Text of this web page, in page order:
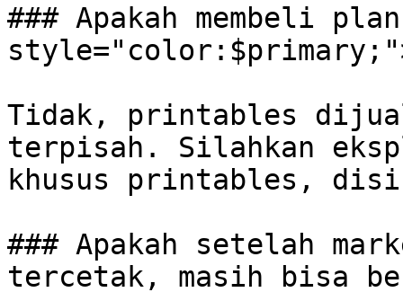
### Apakah membeli
Tidak, printables dijual
terpisah. Silahkan
khusus printables,
### Apakah setelah
tercetak, masih bisa